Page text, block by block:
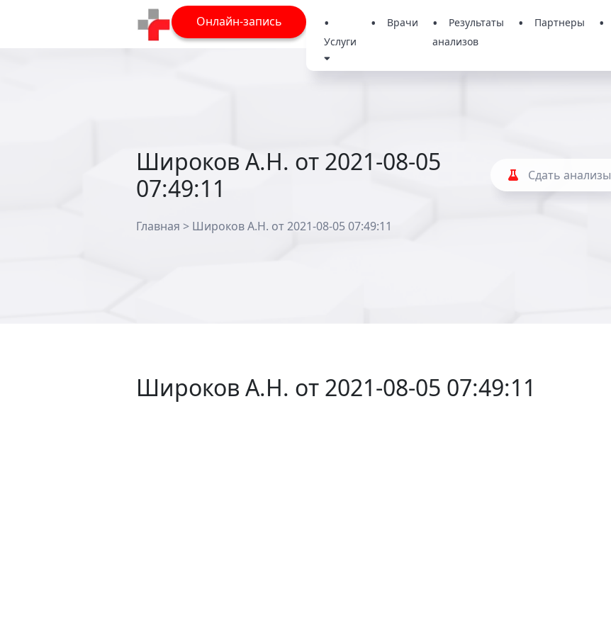
Онлайн-запись
Услуги
Врачи
Результаты
анализов
Партнеры
Широков А.Н. от 2021-08-05
07:49:11
Сдать анализы
Главная > Широков А.Н. от 2021-08-05 07:49:11
Широков А.Н. от 2021-08-05 07:49:11